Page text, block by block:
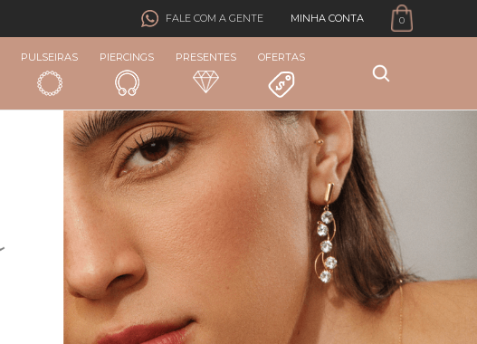
FALE COM A GENTE MINHA CONTA 0
PULSEIRAS PIERCINGS PRESENTES OFERTAS